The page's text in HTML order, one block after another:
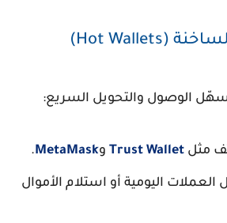
الوصول والتحويل السريع:
مثل Trust Wallet وMetaMask
.
العملات اليومية أو استلام الأموال